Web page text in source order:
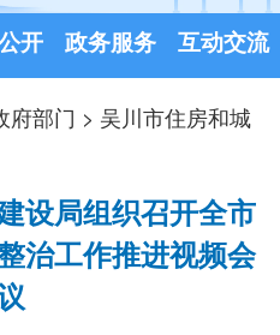
开 政务服务 互动交流
府部门 > 吴川市住房和城
设局组织召开全市
治工作推进视频会